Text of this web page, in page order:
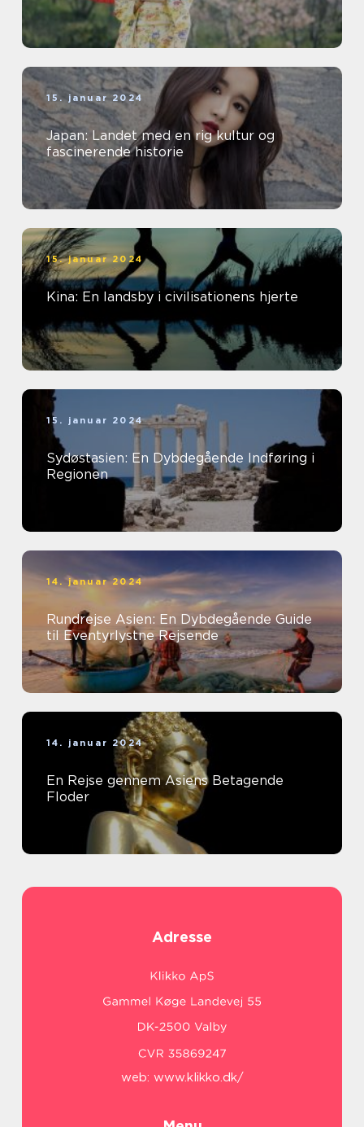
15. januar 2024
Japan: Landet med en rig kultur og
fascinerende historie
15. januar 2024
Kina: En landsby i civilisationens hjerte
15. januar 2024
Sydøstasien: En Dybdegående Indføring i
Regionen
14. januar 2024
Rundrejse Asien: En Dybdegående Guide
til Eventyrlystne Rejsende
14. januar 2024
En Rejse gennem Asiens Betagende
Floder
Adresse
web: www.klikko.dk/